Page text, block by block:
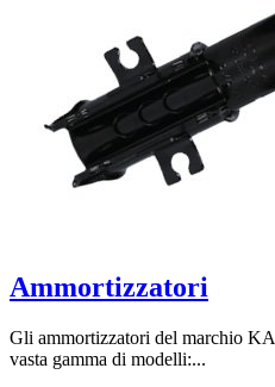
Ammortizzatori
Gli ammortizzatori del marchio
vasta gamma di modelli:...